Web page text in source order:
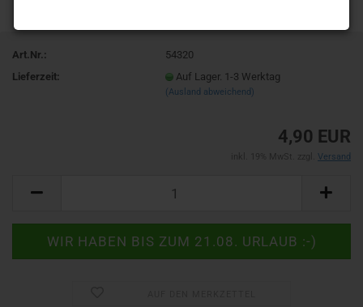
Art.Nr.:
54320
Lieferzeit:
Auf Lager. 1-3 Werktag
(Ausland abweichend)
4,90 EUR
Versand